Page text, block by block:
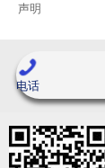
声明
电话